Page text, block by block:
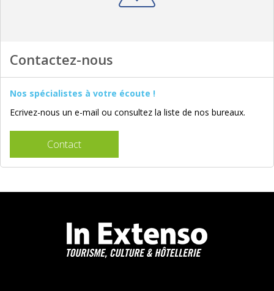
Contactez-nous
Nos spécialistes à votre écoute !
Ecrivez-nous un e-mail ou consultez la liste de nos bureaux.
Contact